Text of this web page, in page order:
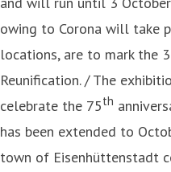
owing to Corona will take
locations, are to mark the
Reunification. / The
celebrate the 75th
has been extended to
town of Eisenhüttenstadt